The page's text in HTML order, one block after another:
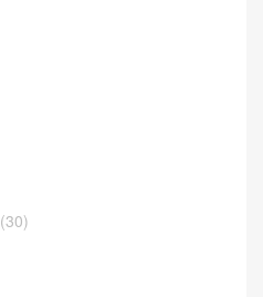
(30)